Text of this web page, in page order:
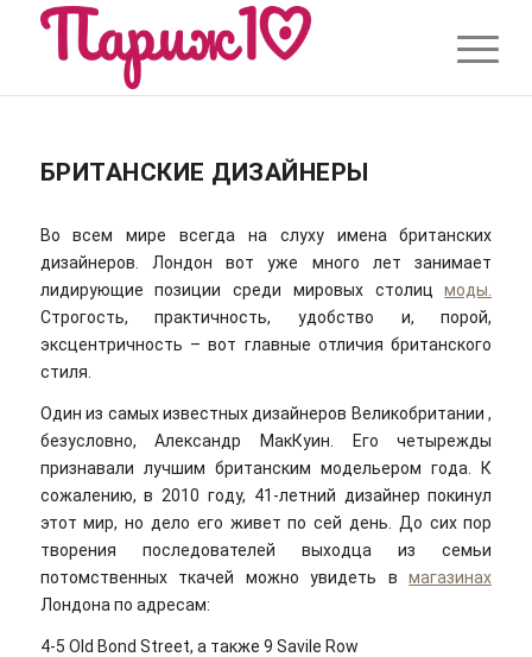
БРИТАНСКИЕ ДИЗАЙНЕРЫ
Во всем мире всегда на слуху имена британских
дизайнеров. Лондон вот уже много лет занимает
лидирующие позиции среди мировых столицмоды.
Строгость, практичность, удобство и, порой,
эксцентричность – вот главные отличия британского
стиля.
Один из самых известных дизайнеров Великобритании ,
безусловно, Александр МакКуин. Его четырежды
признавали лучшим британским модельером года. К
сожалению, в 2010 году, 41-летний дизайнер покинул
этот мир, но дело его живет по сей день. До сих пор
творения последователей выходца из семьи
потомственных ткачей можно увидеть вмагазинах
Лондона по адресам:
4-5 Old Bond Street, а также 9 Savile Row